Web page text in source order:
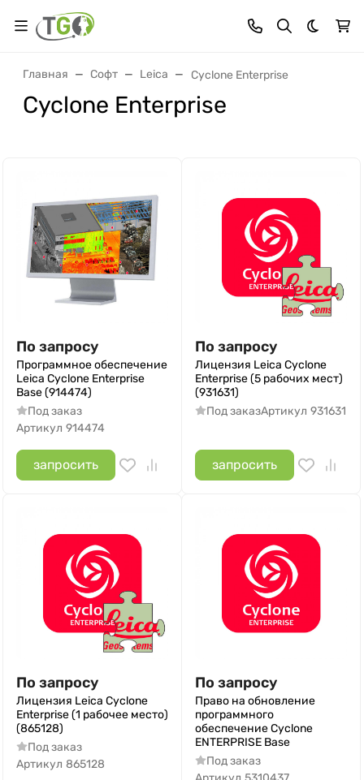
Темная
Главная Софт Leica Cyclone Enterprise
Cyclone Enterprise
По запросу
Программное обеспечение
Leica Cyclone Enterprise
Base (914474)
Под заказ
Артикул 914474
запросить
По запросу
Лицензия Leica Cyclone
Enterprise (5 рабочих мест)
(931631)
Под заказАртикул 931631
запросить
По запросу
Лицензия Leica Cyclone
Enterprise (1 рабочее место)
(865128)
Под заказ
Артикул 865128
По запросу
Право на обновление
программного
обеспечение Cyclone
ENTERPRISE Base
Под заказ